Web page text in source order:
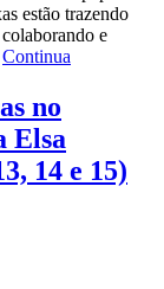
estão trazendo
e
Continua
no
Elsa
14 e 15)